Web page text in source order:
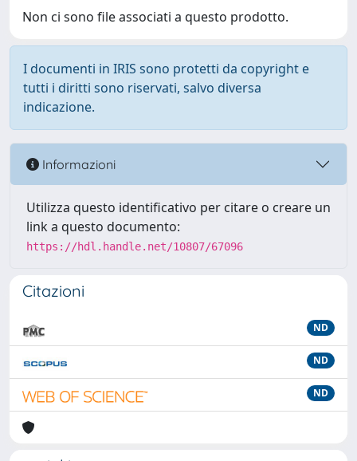
Non ci sono file associati a questo prodotto.
I documenti in IRIS sono protetti da copyright e
tutti i diritti sono riservati, salvo diversa
indicazione.
Informazioni
Utilizza questo identificativo per citare o creare un
link a questo documento:
https://hdl.handle.net/10807/67096
Citazioni
ND
ND
ND